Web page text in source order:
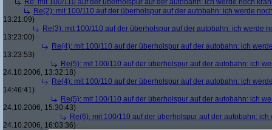
Re: mit 100/110 auf der überholspur auf der autobahn: ich werde noch
Re(2): mit 100/110 auf der überholspur auf der autobahn: ich werde
13:21:09)
Re(3): mit 100/110 auf der überholspur auf der autobahn: ich werde
13:23:00)
Re(4): mit 100/110 auf der überholspur auf der autobahn: ich
13:23:53)
Re(5): mit 100/110 auf der überholspur auf der autobahn: ich
24.10.2006, 13:32:18)
Re(4): mit 100/110 auf der überholspur auf der autobahn: ich
14:46:41)
Re(5): mit 100/110 auf der überholspur auf der autobahn: ich
24.10.2006, 15:30:43)
Re(6): mit 100/110 auf der überholspur auf der autobahn:
24.10.2006, 16:03:36)